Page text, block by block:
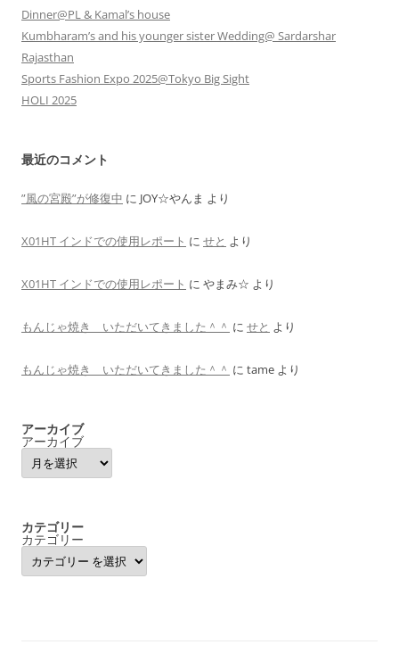
Dinner@PL & Kamal’s house
Kumbharam’s and his younger sister Wedding@ Sardarshar
Rajasthan
Sports Fashion Expo 2025@Tokyo Big Sight
HOLI 2025
最近のコメント
”風の宮殿”が修復中 に JOY☆やんま より
X01HT インドでの使用レポート に せと より
X01HT インドでの使用レポート に やまみ☆ より
もんじゃ焼き いただいてきました＾＾ に せと より
もんじゃ焼き いただいてきました＾＾ に tame より
アーカイブ
アーカイブ
カテゴリー
カテゴリー